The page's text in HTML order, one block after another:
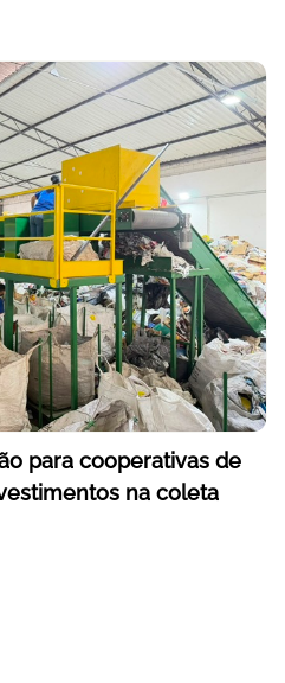
para cooperativas de
na coleta